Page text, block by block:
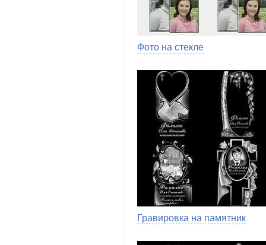
Фото на стекле
Гравировка на памятник